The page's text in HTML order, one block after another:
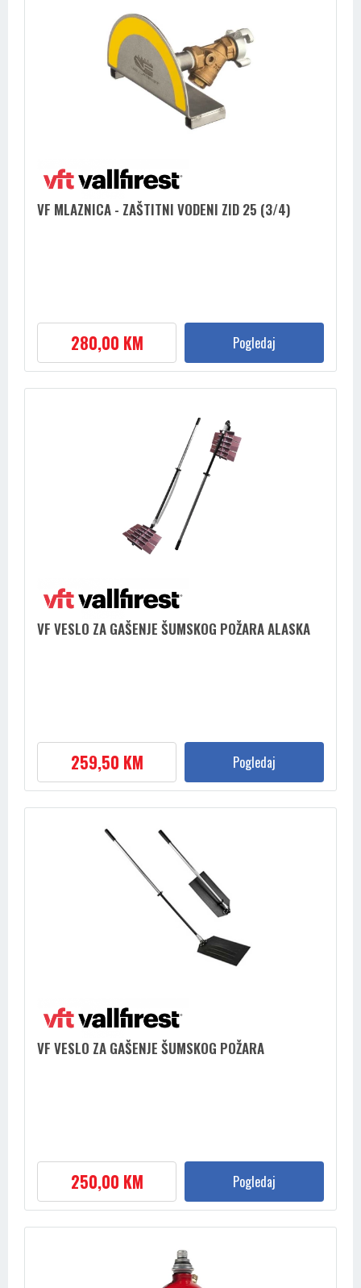
VF MLAZNICA - ZAŠTITNI VODENI ZID 25 (3/4)
280,00 KM Pogledaj
VF VESLO ZA GAŠENJE ŠUMSKOG POŽARA ALASKA
259,50 KM Pogledaj
VF VESLO ZA GAŠENJE ŠUMSKOG POŽARA
250,00 KM Pogledaj